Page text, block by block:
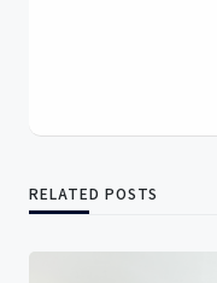
RELATED POSTS